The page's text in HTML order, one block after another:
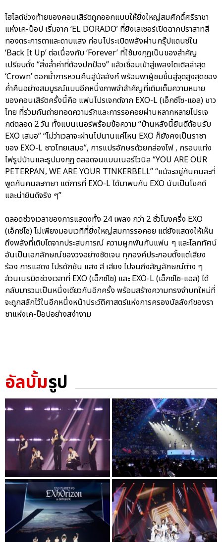
ไฮไลต์ช่วงท้ายของคอนเสิร์ตถูกออกแบบให้ยิ่งใหญ่สมศักดิ์ศรีราชา
แห่งเค-ป็อป เริ่มจาก ‘EL DORADO’ ที่ยิงเลเซอร์เปิดฉากปราสาทสี
ทองตระการตาและดาบแสง ก่อนไประเบิดพลังผ่านกรุ๊ปแดนซ์ใน
‘Back It Up’ ต่อเนื่องกับ ‘Forever’ ที่ใช้มงกุฎเป็นของสำคัญ
เปรียบดั่ง “สิ่งล้ำค่าที่ต้องปกป้อง” แล้วเชื่อมเข้าสู่เพลงไตเติลล่าสุด
‘Crown’ ตอกย้ำการหวนคืนสู่บัลลังก์ พร้อมพาผู้ชมขึ้นสู่จุดสูงสุดของ
ค่ำคืนอย่างสมบูรณ์แบบอีกหนึ่งภาพจำสำคัญที่เติมเต็มความหมาย
ของคอนเสิร์ตครั้งนี้คือ แฟนโปรเจกต์จาก EXO-L (เอ็กซ์โซ-แอล) ชาว
ไทย ที่ร่วมกันถ่ายทอดความรักและการรอคอยผ่านหลากหลายโปรเจ
กต์ตลอด 2 วัน ทั้งแบนเนอร์พร้อมข้อความ “บ้านหลังนี้ยินดีต้อนรับ
EXO เสมอ” “ไม่ว่าเวลาจะผ่านไปนานแค่ไหน EXO ก็ยังคงเป็นราชา
ของ EXO-L ชาวไทยเสมอ”, การแปรอักษรด้วยกล่องไฟ , กรอบแท่ง
ไฟรูปบ้านและรูปมงกุฎ ตลอดจนแบนเนอร์ไวนิล “YOU ARE OUR
PETERPAN, WE ARE YOUR TINKERBELL” “แม้จะอยู่กันคนละที่
พูดกันคนละภาษา แต่การที่ EXO-L ได้มาพบกับ EXO นับเป็นโชคดี
และน่ายินดีจริง ๆ”
ตลอดช่วงเวลาของการแสดงทั้ง 24 เพลง กว่า 2 ชั่วโมงครึ่ง EXO
(เอ็กซ์โซ) ไม่เพียงมอบเวทีที่ยิ่งใหญ่สมการรอคอย แต่ยังแสดงให้เห็น
ถึงพลังที่เติบโตจากประสบการณ์ ความผูกพันกับแฟน ๆ และโลกทัศน์
อันเป็นเอกลักษณ์ของวงอย่างชัดเจน ทุกองค์ประกอบตั้งแต่เสียง
ร้อง การแสดง โปรดักชัน แสง สี เสียง ไปจนถึงสัญลักษณ์ต่าง ๆ
ล้วนเนรมิตช่วงเวลาที่ EXO (เอ็กซ์โซ) และ EXO-L (เอ็กซ์โซ-แอล) ได้
กลับมารวมเป็นหนึ่งเดียวกันอีกครั้ง พร้อมสร้างความทรงจำบทใหม่ที่
จะถูกสลักไว้ในอีกหนึ่งหน้าประวัติศาสตร์แห่งการครองบัลลังก์ของรา
ชาแห่งเค-ป็อปอย่างสง่างาม
อัลบั้มรูป